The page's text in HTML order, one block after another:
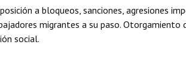
a bloqueos, sanciones, agresiones
migrantes a su paso. Otorgamiento
social.